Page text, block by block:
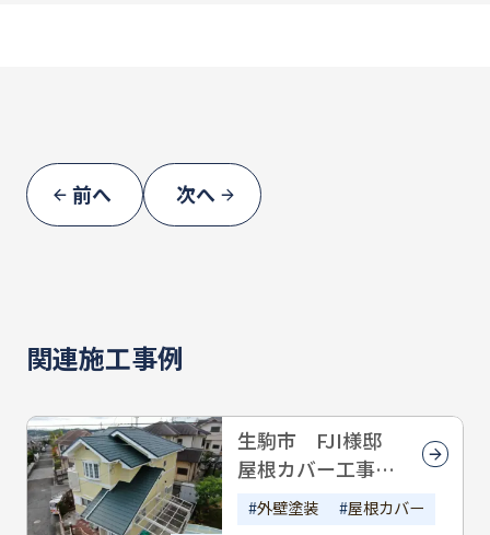
全体のまとまりがさらに際立つ仕上がりにな
っています。
前へ 次へ
関連施工事例
生駒市 FJI様邸
屋根カバー工事・
外壁塗装
外壁塗装 屋根カバー